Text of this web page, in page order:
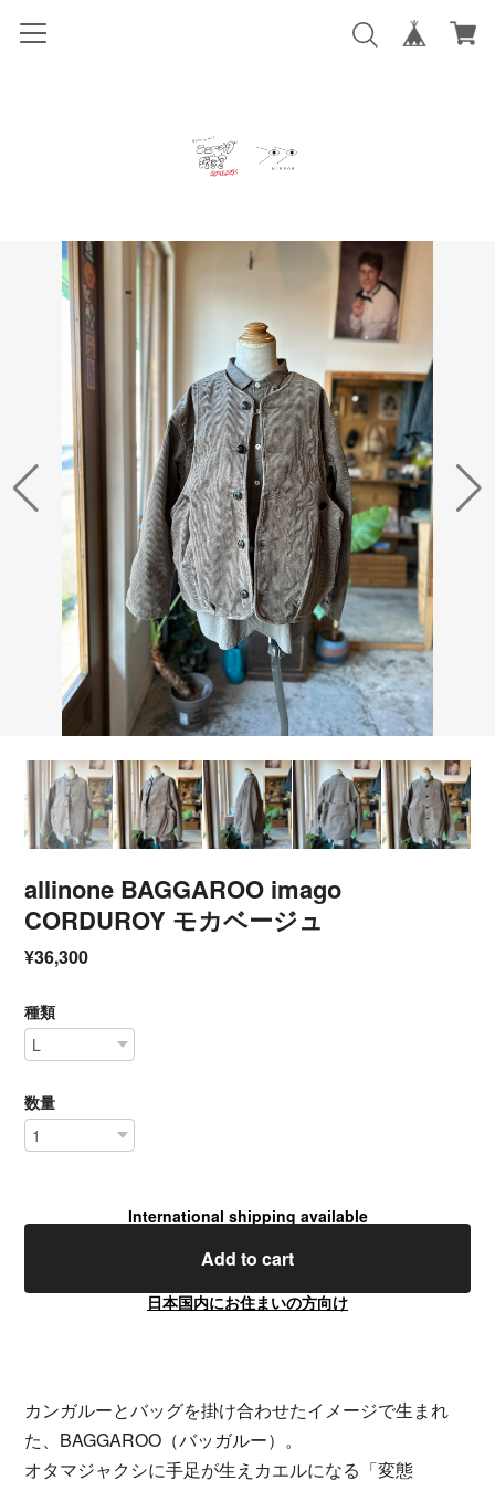
allinone BAGGAROO imago
CORDUROY モカベージュ
¥36,300
種類
数量
International shipping available
Add to cart
日本国内にお住まいの方向け
カンガルーとバッグを掛け合わせたイメージで生まれ
た、BAGGAROO（バッガルー）。
オタマジャクシに手足が生えカエルになる「変態